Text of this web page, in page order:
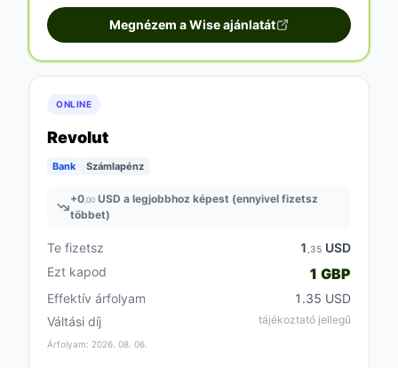
Megnézem a Wise ajánlatát
ONLINE
Revolut
Bank Számlapénz
+0 ,00 USD a legjobbhoz képest (ennyivel fizetsz
többet)
Te fizetsz 1 ,35 USD
Ezt kapod
1 GBP
Effektív árfolyam
1.35 USD
Váltási díj
tájékoztató jellegű
Árfolyam: 2026. 08. 06.